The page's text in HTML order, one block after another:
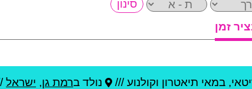
זמן
במאי תיאטרון וקולנוע /// נולד ברמת גן, ישראל